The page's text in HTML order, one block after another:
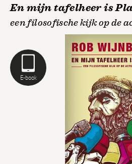
E-book
En mijn tafelheer is
een filosofische kijk op de